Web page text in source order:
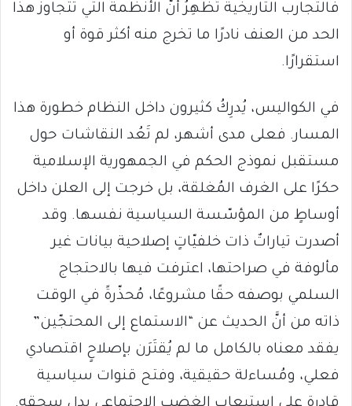
فالتجارب التاريخية تُظهِرُ أنَّ الأنظمة التي تتجاوز هذا
الحد من العنف نادرًا ما تخرج منه أكثر قوة أو
استقرارًا.
في الكواليس، يُدرِكُ كثيرون داخل النظام خطورة هذا
المسار. فعلى مدى أشهر، لم تَعُد النقاشات حول
مستقبل نموذج الحكم في الجمهورية الإسلامية
حكرًا على الغرف المُغلقة، بل خرجت إلى العلن داخل
أوساطٍ من المؤسّسة السياسية نفسها. وقد
أصدرت تياراتٌ ذات خلفيّاتٍ إصلاحية بيانات غير
مألوفة في صراحتها، اعترفت فيها بالاحتجاج
السلمي بوصفه حقًا مشروعًا، مُحذّرةً في الوقت
ذاته من أنَّ الحديث عن “الاستماع إلى المحتجّين”
يفقد معناه بالكامل ما لم يُقتَرَن بإصلاحٍ اقتصادي
فعلي، ومُساءلة حقيقية، وفتح قنوات سياسية